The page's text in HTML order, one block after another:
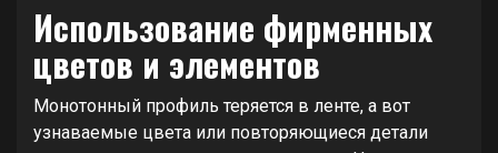
Использование фирменных
цветов и элементов
Монотонный профиль теряется в ленте, а вот
узнаваемые цвета или повторяющиеся детали